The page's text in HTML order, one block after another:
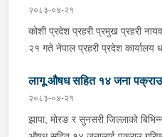
व्यवहारले उपचार पद्दतिलाई सहज
श्रृजना गर्न महत्वपूर्ण भुमिका निर्वाह
सुधारार्थीहरुको शारीरिक तथा
तालिमहरूको व्यवस्था मिलाउन
चौतर्फी सुरक्षा व्यवस्थालाई मजबुत
व्यवस्थित बनाई सुधार केन्द्रलाई
केन्द्रका रूपमा सञ्चालन गर्न समेत
केनाईन शाखाको निरीक्षण तथा
२०८३-०४-२१
कोशी प्रदेश प्रहरी प्रमुख प्रहरी
२१ गते नेपाल प्रहरी प्रदेश कार्यालय
कर्मचारीहरुलाई आवश्यक निर्देशन
समाजमा घट्ने बिभिन्न आपराधिक
समिक्षा गर्न प्रहरीको विशेष
कार्यलाई सफल बनाउन र जिल्ला
लागू औषध सहित १४ जना पक्राउ
२०८३-०४-२१
झापा, मोरङ र सुनसरी जिल्लाको